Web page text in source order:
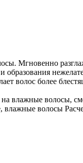
Мгновенно
волос более
влажные волосы,
волосы